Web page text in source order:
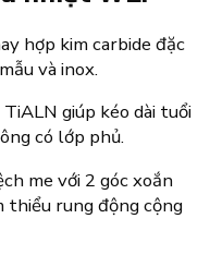
hợp kim carbide đặc
và inox.
giúp kéo dài tuổi
có lớp phủ.
me với 2 góc xoắn
thiểu rung động cộng